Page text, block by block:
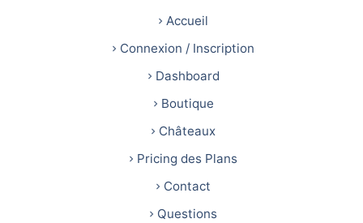
Accueil
Connexion / Inscription
Dashboard
Boutique
Châteaux
Pricing des Plans
Contact
Questions